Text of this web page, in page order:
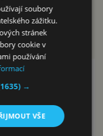
Android 13 s
další funkce patří
AptX a AptX HD
soubory
zážitku.
stránek
cookie v
používání
→
VŠE